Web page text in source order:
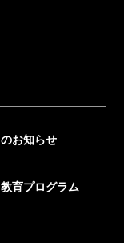
お知らせ
育プログラム